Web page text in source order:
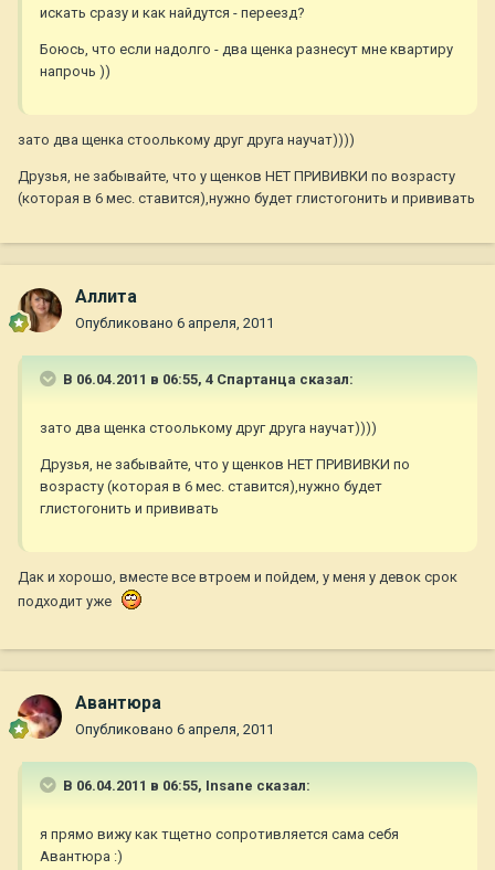
искать сразу и как найдутся - переезд?
Боюсь, что если надолго - два щенка разнесут мне квартиру
напрочь ))
зато два щенка стоолькому друг друга научат))))
Друзья, не забывайте, что у щенков НЕТ ПРИВИВКИ по возрасту
(которая в 6 мес. ставится),нужно будет глистогонить и прививать
Аллита
Опубликовано 6 апреля, 2011
В 06.04.2011 в 06:55, 4 Спартанца сказал:
зато два щенка стоолькому друг друга научат))))
Друзья, не забывайте, что у щенков НЕТ ПРИВИВКИ по
возрасту (которая в 6 мес. ставится),нужно будет
глистогонить и прививать
Дак и хорошо, вместе все втроем и пойдем, у меня у девок срок
подходит уже
Авантюра
Опубликовано 6 апреля, 2011
В 06.04.2011 в 06:55, Insane сказал:
я прямо вижу как тщетно сопротивляется сама себя
Авантюра :)